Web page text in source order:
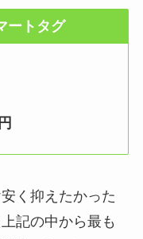
ートタグ
く抑えたかった
記の中から最も